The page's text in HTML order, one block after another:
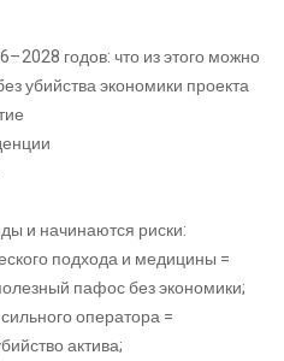
годов: что из этого можно
убийства экономики проекта
и начинаются риски:
подхода и медицины =
пафос без экономики;
оператора =
актива;